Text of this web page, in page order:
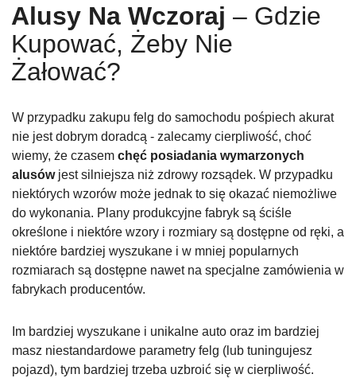
Alusy Na Wczoraj – Gdzie
Kupować, Żeby Nie
Żałować?
W przypadku zakupu felg do samochodu pośpiech akurat
nie jest dobrym doradcą - zalecamy cierpliwość, choć
wiemy, że czasem chęć posiadania wymarzonych
alusówjest silniejsza niż zdrowy rozsądek. W przypadku
niektórych wzorów może jednak to się okazać niemożliwe
do wykonania. Plany produkcyjne fabryk są ściśle
określone i niektóre wzory i rozmiary są dostępne od ręki, a
niektóre bardziej wyszukane i w mniej popularnych
rozmiarach są dostępne nawet na specjalne zamówienia w
fabrykach producentów.
Im bardziej wyszukane i unikalne auto oraz im bardziej
masz niestandardowe parametry felg (lub tuningujesz
pojazd), tym bardziej trzeba uzbroić się w cierpliwość.